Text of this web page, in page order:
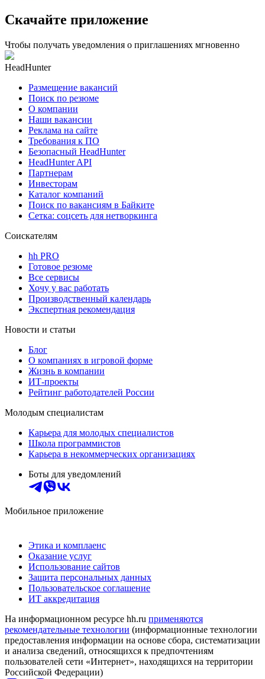
Скачайте приложение
Чтобы получать уведомления о приглашениях мгновенно
HeadHunter
Размещение вакансий
Поиск по резюме
О компании
Наши вакансии
Реклама на сайте
Требования к ПО
Безопасный HeadHunter
HeadHunter API
Партнерам
Инвесторам
Каталог компаний
Поиск по вакансиям в Байките
Сетка: соцсеть для нетворкинга
Соискателям
hh PRO
Готовое резюме
Все сервисы
Хочу у вас работать
Производственный календарь
Экспертная рекомендация
Новости и статьи
Блог
О компаниях в игровой форме
Жизнь в компании
ИТ-проекты
Рейтинг работодателей России
Молодым специалистам
Карьера для молодых специалистов
Школа программистов
Карьера в некоммерческих организациях
Боты для уведомлений
Мобильное приложение
Этика и комплаенс
Оказание услуг
Использование сайтов
Защита персональных данных
Пользовательское соглашение
ИТ аккредитация
На информационном ресурсе hh.ru применяются
рекомендательные технологии (информационные технологии
предоставления информации на основе сбора, систематизации
и анализа сведений, относящихся к предпочтениям
пользователей сети «Интернет», находящихся на территории
Российской Федерации)